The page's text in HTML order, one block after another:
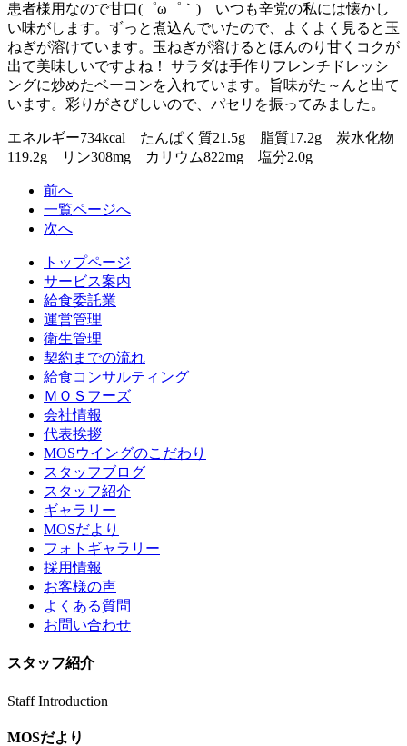
患者様用なので甘口(゜ω゜｀) いつも辛党の私には懐かし
い味がします。ずっと煮込んでいたので、よくよく見ると玉
ねぎが溶けています。玉ねぎが溶けるとほんのり甘くコクが
出て美味しいですよね！ サラダは手作りフレンチドレッシ
ングに炒めたベーコンを入れています。旨味がた～んと出て
います。彩りがさびしいので、パセリを振ってみました。
エネルギー734kcal たんぱく質21.5g 脂質17.2g 炭水化物
119.2g リン308mg カリウム822mg 塩分2.0g
前へ
一覧ページへ
次へ
トップページ
サービス案内
給食委託業
運営管理
衛生管理
契約までの流れ
給食コンサルティング
ＭＯＳフーズ
会社情報
代表挨拶
MOSウイングのこだわり
スタッフブログ
スタッフ紹介
ギャラリー
MOSだより
フォトギャラリー
採用情報
お客様の声
よくある質問
お問い合わせ
スタッフ紹介
Staff Introduction
MOSだより